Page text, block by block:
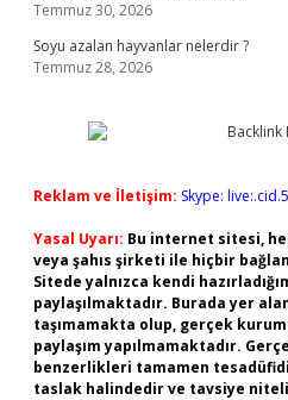
Temmuz 30, 2026
Soyu azalan hayvanlar nelerdir ?
Temmuz 28, 2026
Reklam ve İletişim: Skype:
Yasal Uyarı: Bu internet sitesi,
veya şahıs şirketi ile hiçbir
Sitede yalnızca kendi
paylaşılmaktadır. Burada yer
taşımamakta olup, gerçek
paylaşım yapılmamaktadır.
benzerlikleri tamamen
taslak halindedir ve tavsiye